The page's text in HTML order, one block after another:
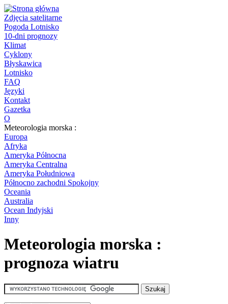
Zdjęcia satelitarne
Pogoda Lotnisko
10-dni prognozy
Klimat
Cyklony
Błyskawica
Lotnisko
FAQ
Języki
Kontakt
Gazetka
O
Meteorologia morska :
Europa
Afryka
Ameryka Północna
Ameryka Centralna
Ameryka Południowa
Północno zachodni Spokojny
Oceania
Australia
Ocean Indyjski
Inny
Meteorologia morska :
prognoza wiatru